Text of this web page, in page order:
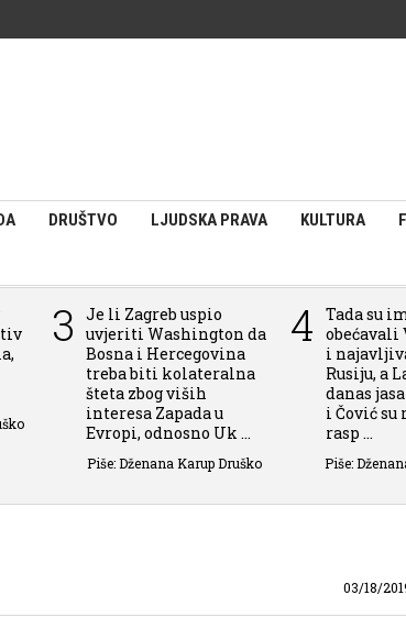
DRUŠTVO LJUDSKA PRAVA KULTURA
3
Je li Zagreb uspio
uvjeriti Washington da
Bosna i Hercegovina
treba biti kolateralna
šteta zbog viših
interesa Zapada u
Evropi, odnosno Uk ...
Piše: Dženana Karup Druško
4
Tada su
obećavali
i
Rusiju, a
danas
i Čović su
rasp ...
Piše:
03/18/